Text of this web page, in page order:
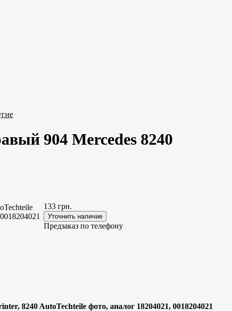
904 Mercedes 8240
133 грн.
Предзаказ по телефону
8240 AutoTechteile фото, аналог 18204021, 0018204021